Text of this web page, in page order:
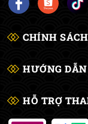
CHÍNH SÁCH
HƯỚNG DẪN
HỖ TRỢ